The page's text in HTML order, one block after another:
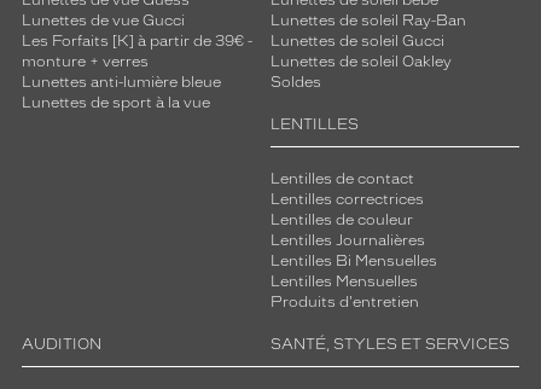
Lunettes de vue Gucci
Les Forfaits [K] à partir de 39€ -
monture + verres
Lunettes anti-lumière bleue
Lunettes de sport à la vue
Lunettes de soleil Ray-Ban
Lunettes de soleil Gucci
Lunettes de soleil Oakley
Soldes
LENTILLES
Lentilles de contact
Lentilles correctrices
Lentilles de couleur
Lentilles Journalières
Lentilles Bi Mensuelles
Lentilles Mensuelles
Produits d'entretien
AUDITION SANTÉ, STYLES ET SERVICES